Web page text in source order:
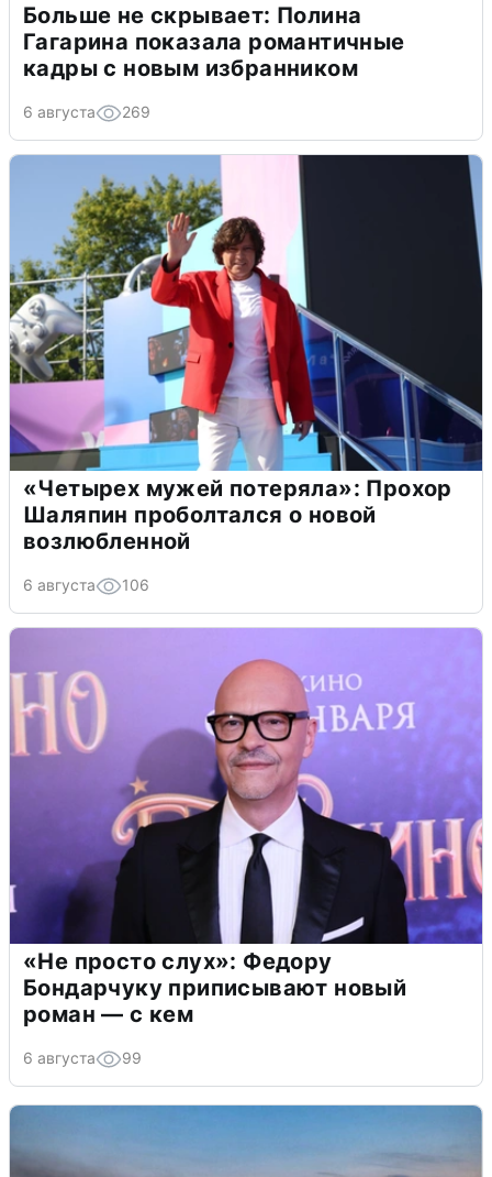
Больше не скрывает: Полина
Гагарина показала романтичные
кадры с новым избранником
6 августа 269
«Четырех мужей потеряла»: Прохор
Шаляпин проболтался о новой
возлюбленной
6 августа 106
«Не просто слух»: Федору
Бондарчуку приписывают новый
роман — с кем
6 августа 99